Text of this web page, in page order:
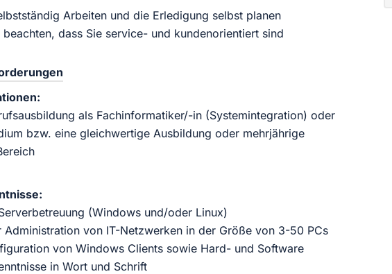
Arbeiten und die Erledigung selbst planen
dass Sie service- und kundenorientiert sind
als Fachinformatiker/-in (Systemintegration) oder
bzw. eine gleichwertige Ausbildung oder mehrjährige
(Windows und/oder Linux)
Administration von IT-Netzwerken in der Größe von 3-50 PCs
von Windows Clients sowie Hard- und Software
in Wort und Schrift